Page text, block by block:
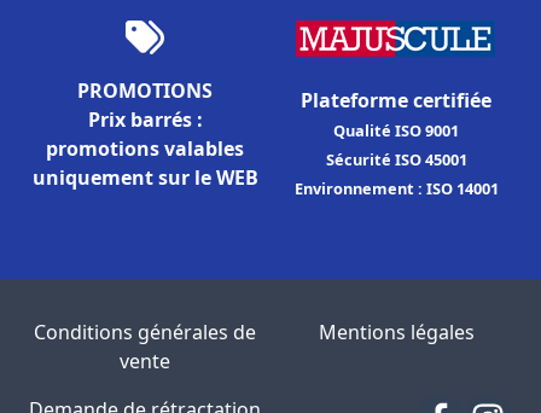
PROMOTIONS
Prix barrés :
promotions valables
uniquement sur le WEB
Plateforme certifiée
Qualité ISO 9001
Sécurité ISO 45001
Environnement : ISO 14001
Conditions générales de
vente
Mentions légales